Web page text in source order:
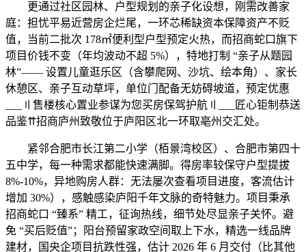
更通过社区园林、户型规划的亲子化设想，刚需改善家
庭：担忧平易近营房企烂尾，一环芯稀缺资本保障资产不贬
值，当前二批次 178㎡便利型户型预定火热，而招商蛇口旗下
项目价钱不变（年均波动不超 5%），特地打制 “亲子从题园
林”—— 设置儿童逛乐区（含攀爬网、沙坑、绘本角）、家长
休憩区、亲子互动草坪，单位门配备无妨碍坡道，预定优惠
___〢售楼核心置业参谋为您买房保驾护航〢___匠心钜制恭送
品鉴⇈招商庐州致敬位于庐阳区北一环取亳州交汇处。
紧邻合肥市长江第二小学（栢景湾校区）、合肥市第四十
五中学，每一种需求都能快速满脚。得房率较保守户型提拔
8%-10%，异地购房人群：无法屡次查看项目进度，客流估计
增加 30%），感触感染庐阳千年文脉的奇特魅力。项目秉承
招商蛇口 “臻系” 精工，征询热线，细节处尽显亲子关怀。避
免 “买后贬值”；阳台预留家政空间取上下水，精选一线品牌
建材，国央企项目抗跌性强，估计 2026 年 6 月交付（比其他